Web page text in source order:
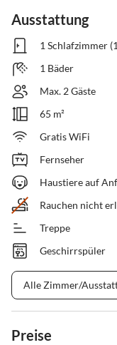
Ausstattung
1 Schlafzimmer
1 Bäder
Max. 2 Gäste
65 m²
Gratis WiFi
Fernseher
Haustiere auf
Rauchen nicht
Treppe
Geschirrspüler
Alle Zimmer/
Preise